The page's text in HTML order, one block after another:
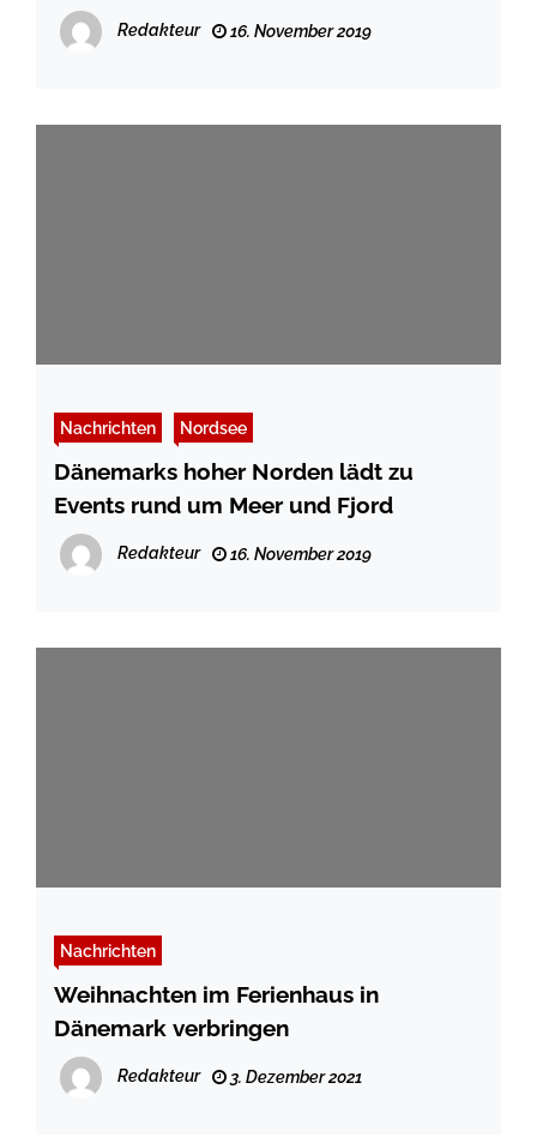
Dänemarks
Redakteur 16. November 2019
Nachrichten Nordsee
Dänemarks hoher Norden lädt zu
Events rund um Meer und Fjord
Redakteur 16. November 2019
Nachrichten
Weihnachten im Ferienhaus in
Dänemark verbringen
Redakteur 3. Dezember 2021